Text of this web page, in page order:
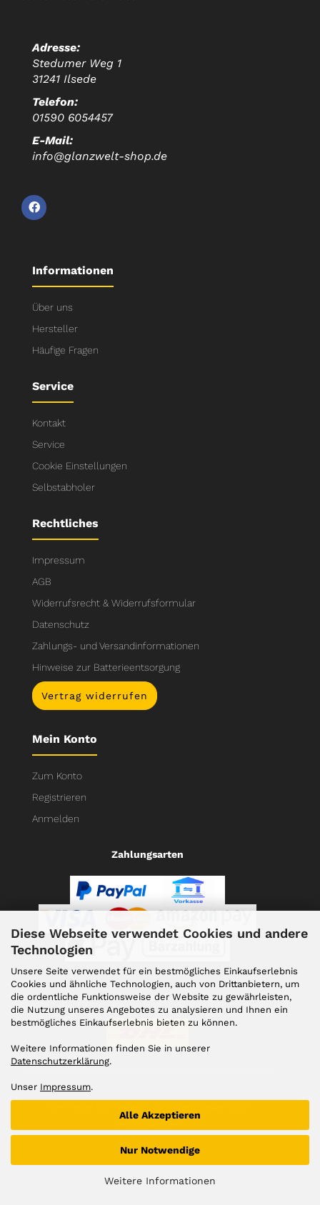
Diese Webseite verwendet Cookies und andere
Technologien
Unsere Seite verwendet für ein bestmögliches Einkaufserlebnis
Cookies und ähnliche Technologien, auch von Drittanbietern, um
die ordentliche Funktionsweise der Website zu gewährleisten,
die Nutzung unseres Angebotes zu analysieren und Ihnen ein
bestmögliches Einkaufserlebnis bieten zu können.
Weitere Informationen finden Sie in unserer
Datenschutzerklärung.
Unser Impressum.
Alle Akzeptieren
Nur Notwendige
Weitere Informationen
Adresse:
Stedumer Weg 1
31241 Ilsede
Telefon:
01590 6054457
E-Mail:
info@glanzwelt-shop.de
Informationen
Über uns
Hersteller
Häufige Fragen
Service
Kontakt
Service
Cookie Einstellungen
Selbstabholer
Rechtliches
Impressum
AGB
Widerrufsrecht & Widerrufsformular
Datenschutz
Zahlungs- und Versandinformationen
Hinweise zur Batterieentsorgung
Vertrag widerrufen
Mein Konto
Zum Konto
Registrieren
Anmelden
Zahlungsarten
Versand
Versandkosten